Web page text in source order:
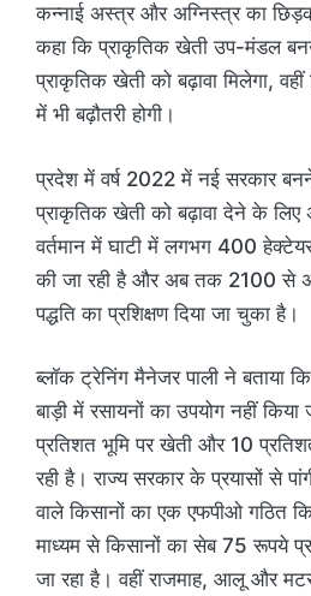
कन्नाई अस्त्र और अग्निस्त्र का
कहा कि प्राकृतिक खेती उप-मंडल बनने
प्राकृतिक खेती को बढ़ावा मिलेगा,
में भी बढ़ौतरी होगी।
प्रदेश में वर्ष 2022 में नई सरकार
प्राकृतिक खेती को बढ़ावा देने के
वर्तमान में घाटी में लगभग 400
की जा रही है और अब तक 2100 से
पद्धति का प्रशिक्षण दिया जा चुका है।
ब्लॉक ट्रेनिंग मैनेजर पाली ने बताया
बाड़ी में रसायनों का उपयोग नहीं
प्रतिशत भूमि पर खेती और 10
रही है। राज्य सरकार के प्रयासों से
वाले किसानों का एक एफपीओ गठित
माध्यम से किसानों का सेब 75 रूपये
जा रहा है। वहीं राजमाह, आलू और